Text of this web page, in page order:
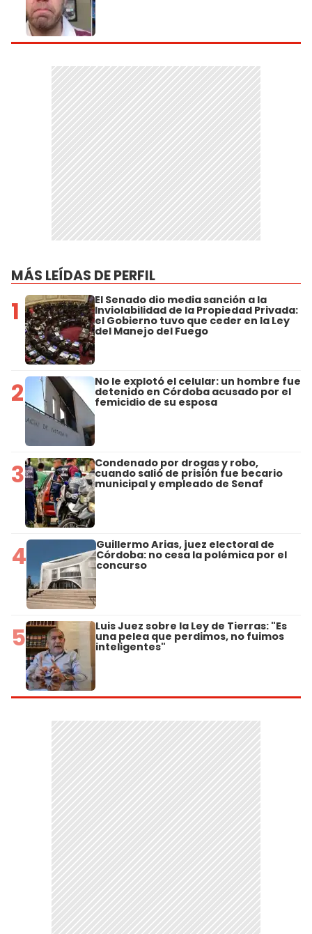
MÁS LEÍDAS DE PERFIL
1 El Senado dio media sanción a la
Inviolabilidad de la Propiedad Privada:
el Gobierno tuvo que ceder en la Ley
del Manejo del Fuego
2 No le explotó el celular: un hombre fue
detenido en Córdoba acusado por el
femicidio de su esposa
3 Condenado por drogas y robo,
cuando salió de prisión fue becario
municipal y empleado de Senaf
4 Guillermo Arias, juez electoral de
Córdoba: no cesa la polémica por el
concurso
5 Luis Juez sobre la Ley de Tierras: "Es
una pelea que perdimos, no fuimos
inteligentes"